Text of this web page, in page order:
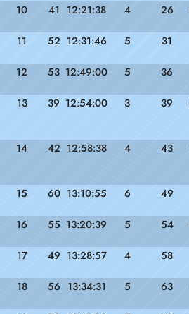
10 41 12:21:38 4 26
11 52 12:31:46 5 31
12 53 12:49:00 5 36
13 39 12:54:00 3 39
14 42 12:58:38 4 43
15 60 13:10:55 6 49
16 55 13:20:39 5 54
17 49 13:28:57 4 58
18 56 13:34:31 5 63